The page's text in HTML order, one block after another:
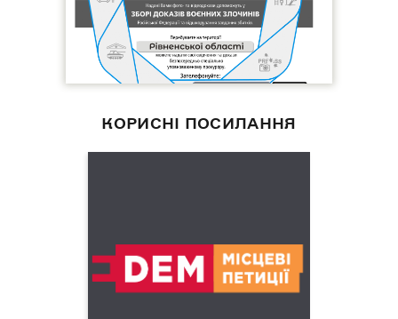
КОРИСНІ ПОСИЛАННЯ